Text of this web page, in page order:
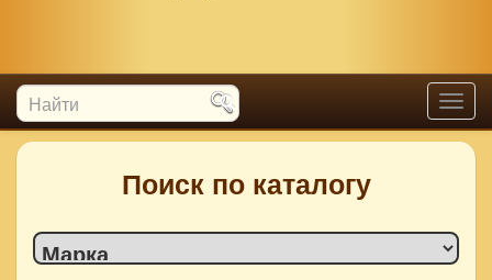
mag-tuning.com.ua
Форма поиска
Поиск по каталогу